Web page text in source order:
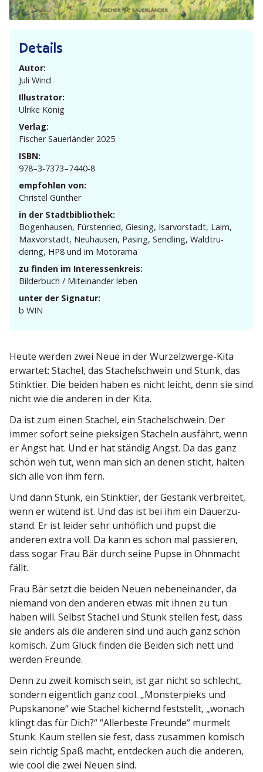
Details
Autor:
Juli Wind
Illustrator:
Ulrike König
Verlag:
Fischer Sauer­länder 2025
ISBN:
978–3‑7373–7440‑8
empfohlen von:
Christel Günther
in der Stadtbibliothek:
Bogen­hausen, Fürstenried, Giesing, Isarvor­stadt, Laim,
Maxvor­stadt, Neuhausen, Pasing, Sendling, Waldtru­
dering, HP8 und im Motorama
zu finden im Interessenkreis:
Bilderbuch / Mitein­ander leben
unter der Signatur:
b WIN
Heute werden zwei Neue in der Wurzel­zwerge-Kita
erwartet: Stachel, das Stachel­schwein und Stunk, das
Stinktier. Die beiden haben es nicht leicht, denn sie sind
nicht wie die anderen in der Kita.
Da ist zum einen Stachel, ein Stachel­schwein. Der
immer sofort seine pieksigen Stacheln ausfährt, wenn
er Angst hat. Und er hat ständig Angst. Da das ganz
schön weh tut, wenn man sich an denen sticht, halten
sich alle von ihm fern.
Und dann Stunk, ein Stinktier, der Gestank verbreitet,
wenn er wütend ist. Und das ist bei ihm ein Dauer­zu­
stand. Er ist leider sehr unhöflich und pupst die
anderen extra voll. Da kann es schon mal passieren,
dass sogar Frau Bär durch seine Pupse in Ohnmacht
fällt.
Frau Bär setzt die beiden Neuen neben­ein­ander, da
niemand von den anderen etwas mit ihnen zu tun
haben will. Selbst Stachel und Stunk stellen fest, dass
sie anders als die anderen sind und auch ganz schön
komisch. Zum Glück finden die Beiden sich nett und
werden Freunde.
Denn zu zweit komisch sein, ist gar nicht so schlecht,
sondern eigentlich ganz cool. „Monster­pieks und
Pupskanone“ wie Stachel kichernd feststellt, „wonach
klingt das für Dich?“ “Aller­beste Freunde“ murmelt
Stunk. Kaum stellen sie fest, dass zusammen komisch
sein richtig Spaß macht, entdecken auch die anderen,
wie cool die zwei Neuen sind.